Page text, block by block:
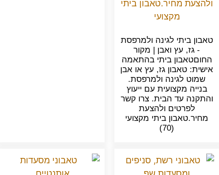
טאבון ביתי לגינה ולמרפסת
- גז, עץ ואבן | מקור
החוםטאבון ביתי בהתאמה
אישית: טאבון גז, עץ או אבן
שמוט לגינה ולמרפסת.
בנייה מקצועית עם ייעוץ
והתקנה עד הבית. צרו קשר
לפרטים ולהצעת
מחיר.טאבון ביתי מקצועי
(70)